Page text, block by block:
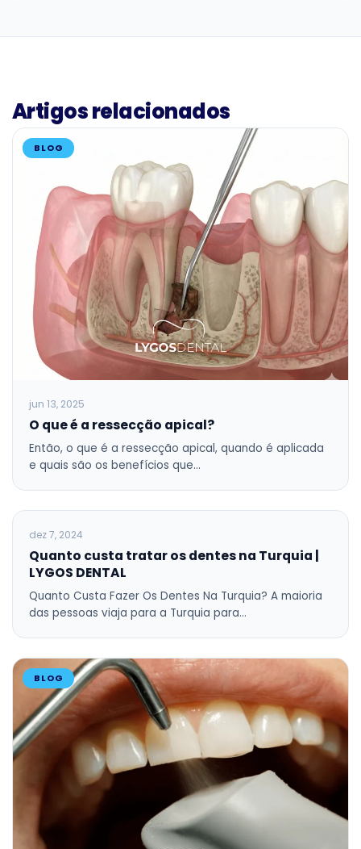
Artigos relacionados
BLOG
jun 13, 2025
O que é a ressecção apical?
Então, o que é a ressecção apical, quando é aplicada
e quais são os benefícios que…
BLOG
dez 7, 2024
Quanto custa tratar os dentes na Turquia |
LYGOS DENTAL
Quanto Custa Fazer Os Dentes Na Turquia? A maioria
das pessoas viaja para a Turquia para…
BLOG